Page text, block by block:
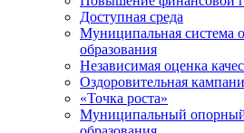
Доступная среда
Муниципальная система
образования
Независимая оценка
Оздоровительная
«Точка роста»
Муниципальный опорный